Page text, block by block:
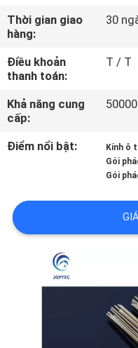
THAM
QUAN
NHÀ
KIỂM
LƯỢNG
Thời gian giao
hàng:
30
Điều khoản
thanh toán:
T / T
Khả năng cung
cấp:
Điểm nổi bật: Kính ô
Gói
Gói